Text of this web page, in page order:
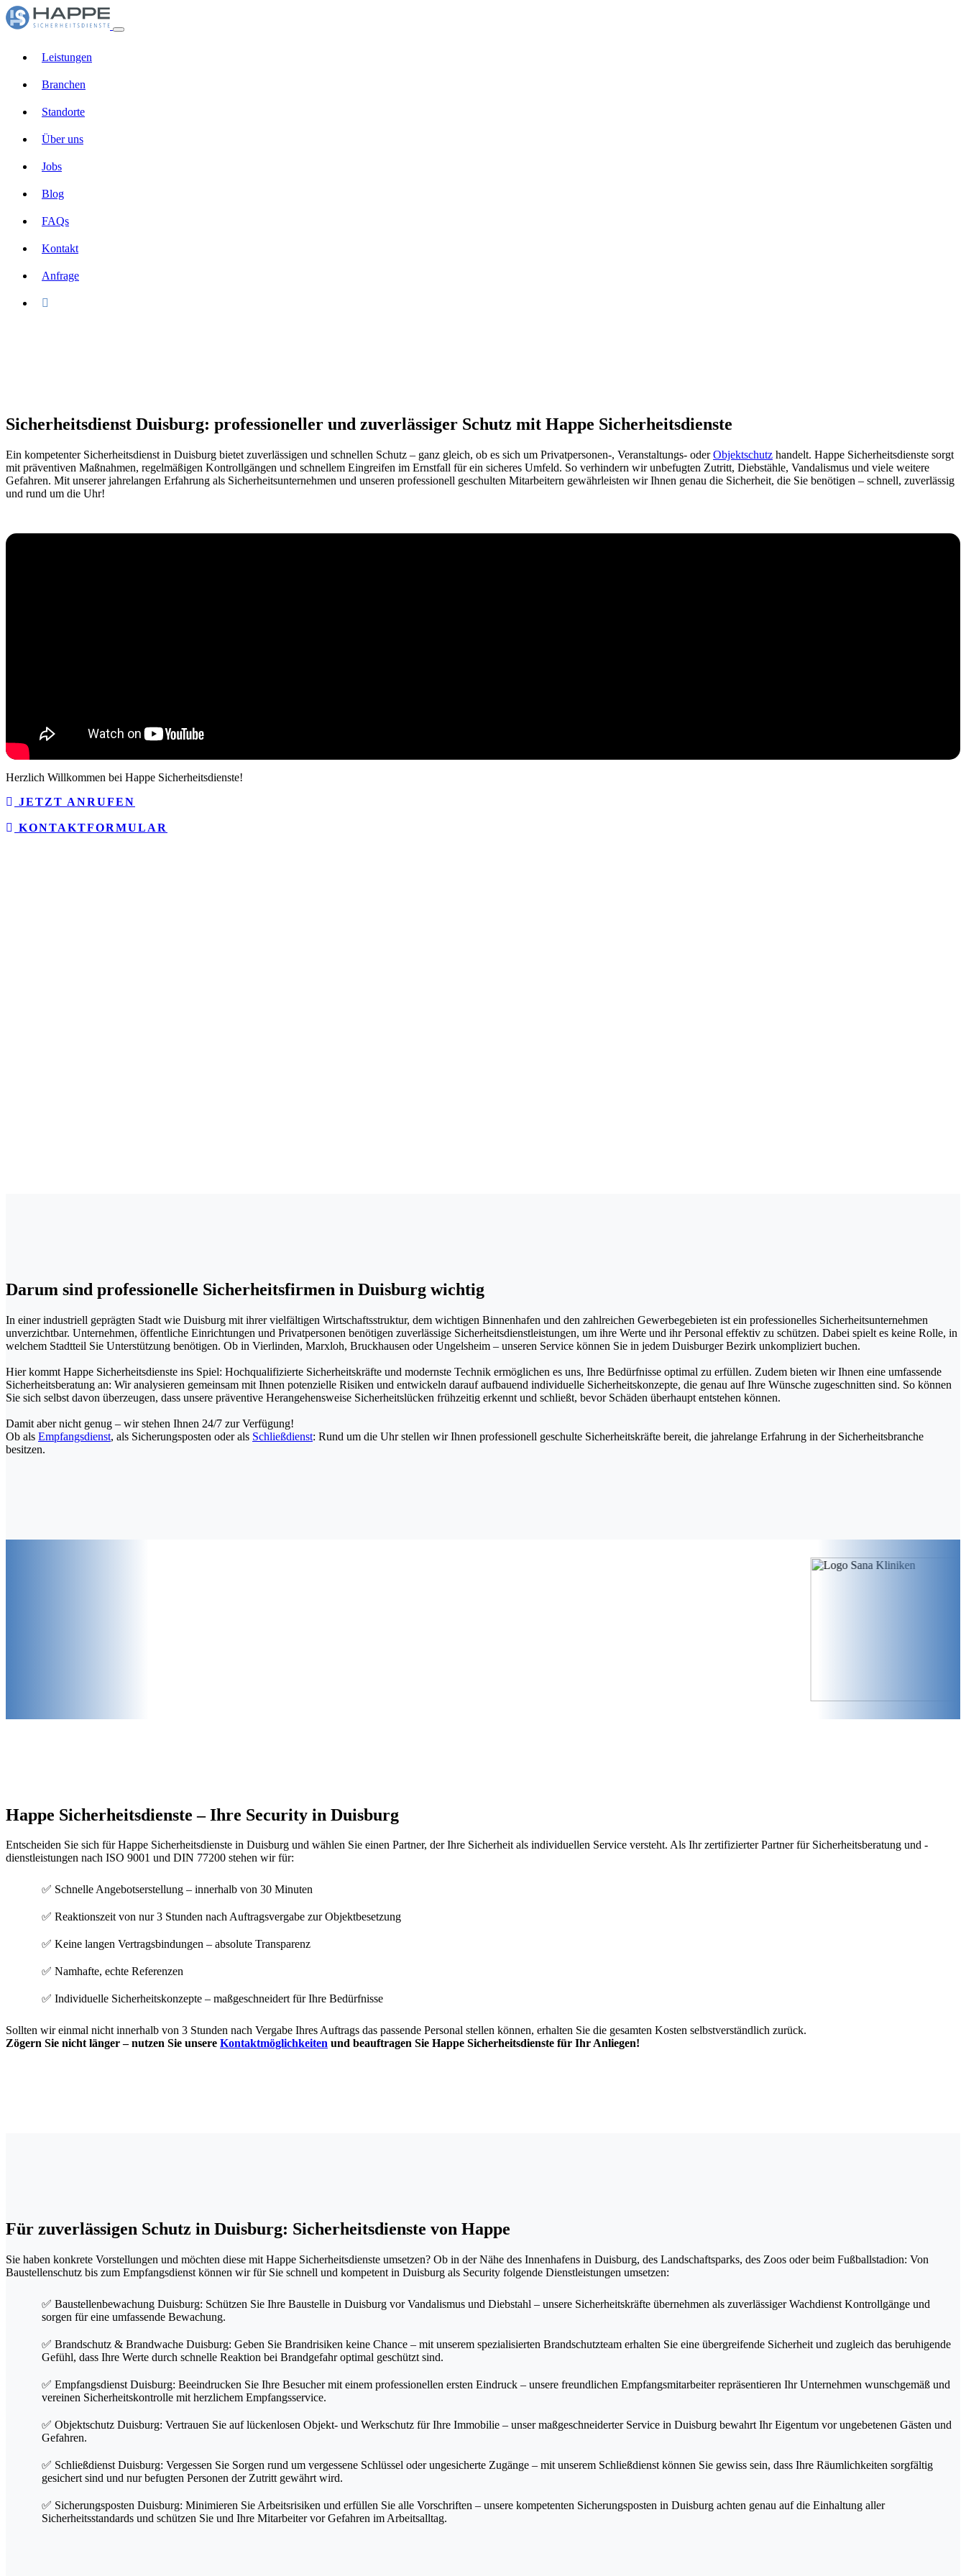
Leistungen
Branchen
Standorte
Über uns
Jobs
Blog
FAQs
Kontakt
Anfrage
Sicherheitsdienst Duisburg: professioneller und zuverlässiger Schutz mit Happe Sicherheitsdienste
Ein kompetenter Sicherheitsdienst in Duisburg bietet zuverlässigen und schnellen Schutz – ganz gleich, ob es sich um Privatpersonen-, Veranstaltungs- oderObjektschutz handelt. Happe Sicherheitsdienste sorgt
mit präventiven Maßnahmen, regelmäßigen Kontrollgängen und schnellem Eingreifen im Ernstfall für ein sicheres Umfeld. So verhindern wir unbefugten Zutritt, Diebstähle, Vandalismus und viele weitere
Gefahren. Mit unserer jahrelangen Erfahrung als Sicherheitsunternehmen und unseren professionell geschulten Mitarbeitern gewährleisten wir Ihnen genau die Sicherheit, die Sie benötigen – schnell, zuverlässig
und rund um die Uhr!
Herzlich Willkommen bei Happe Sicherheitsdienste!
JETZT ANRUFEN
KONTAKTFORMULAR
Darum sind professionelle Sicherheitsfirmen in Duisburg wichtig
In einer industriell geprägten Stadt wie Duisburg mit ihrer vielfältigen Wirtschaftsstruktur, dem wichtigen Binnenhafen und den zahlreichen Gewerbegebieten ist ein professionelles Sicherheitsunternehmen
unverzichtbar. Unternehmen, öffentliche Einrichtungen und Privatpersonen benötigen zuverlässige Sicherheitsdienstleistungen, um ihre Werte und ihr Personal effektiv zu schützen. Dabei spielt es keine Rolle, in
welchem Stadtteil Sie Unterstützung benötigen. Ob in Vierlinden, Marxloh, Bruckhausen oder Ungelsheim – unseren Service können Sie in jedem Duisburger Bezirk unkompliziert buchen.
Hier kommt Happe Sicherheitsdienste ins Spiel: Hochqualifizierte Sicherheitskräfte und modernste Technik ermöglichen es uns, Ihre Bedürfnisse optimal zu erfüllen. Zudem bieten wir Ihnen eine umfassende
Sicherheitsberatung an: Wir analysieren gemeinsam mit Ihnen potenzielle Risiken und entwickeln darauf aufbauend individuelle Sicherheitskonzepte, die genau auf Ihre Wünsche zugeschnitten sind. So können
Sie sich selbst davon überzeugen, dass unsere präventive Herangehensweise Sicherheitslücken frühzeitig erkennt und schließt, bevor Schäden überhaupt entstehen können.
Damit aber nicht genug – wir stehen Ihnen 24/7 zur Verfügung!
Ob als Empfangsdienst, als Sicherungsposten oder als Schließdienst: Rund um die Uhr stellen wir Ihnen professionell geschulte Sicherheitskräfte bereit, die jahrelange Erfahrung in der Sicherheitsbranche
besitzen.
Happe Sicherheitsdienste – Ihre Security in Duisburg
Entscheiden Sie sich für Happe Sicherheitsdienste in Duisburg und wählen Sie einen Partner, der Ihre Sicherheit als individuellen Service versteht. Als Ihr zertifizierter Partner für Sicherheitsberatung und -
dienstleistungen nach ISO 9001 und DIN 77200 stehen wir für:
✅ Schnelle Angebotserstellung – innerhalb von 30 Minuten
✅ Reaktionszeit von nur 3 Stunden nach Auftragsvergabe zur Objektbesetzung
✅ Keine langen Vertragsbindungen – absolute Transparenz
✅ Namhafte, echte Referenzen
✅ Individuelle Sicherheitskonzepte – maßgeschneidert für Ihre Bedürfnisse
Sollten wir einmal nicht innerhalb von 3 Stunden nach Vergabe Ihres Auftrags das passende Personal stellen können, erhalten Sie die gesamten Kosten selbstverständlich zurück.
Zögern Sie nicht länger – nutzen Sie unsere Kontaktmöglichkeiten und beauftragen Sie Happe Sicherheitsdienste für Ihr Anliegen!
Für zuverlässigen Schutz in Duisburg: Sicherheitsdienste von Happe
Sie haben konkrete Vorstellungen und möchten diese mit Happe Sicherheitsdienste umsetzen? Ob in der Nähe des Innenhafens in Duisburg, des Landschaftsparks, des Zoos oder beim Fußballstadion: Von
Baustellenschutz bis zum Empfangsdienst können wir für Sie schnell und kompetent in Duisburg als Security folgende Dienstleistungen umsetzen:
✅ Baustellenbewachung Duisburg: Schützen Sie Ihre Baustelle in Duisburg vor Vandalismus und Diebstahl – unsere Sicherheitskräfte übernehmen als zuverlässiger Wachdienst Kontrollgänge und
sorgen für eine umfassende Bewachung.
✅ Brandschutz & Brandwache Duisburg: Geben Sie Brandrisiken keine Chance – mit unserem spezialisierten Brandschutzteam erhalten Sie eine übergreifende Sicherheit und zugleich das beruhigende
Gefühl, dass Ihre Werte durch schnelle Reaktion bei Brandgefahr optimal geschützt sind.
✅ Empfangsdienst Duisburg: Beeindrucken Sie Ihre Besucher mit einem professionellen ersten Eindruck – unsere freundlichen Empfangsmitarbeiter repräsentieren Ihr Unternehmen wunschgemäß und
vereinen Sicherheitskontrolle mit herzlichem Empfangsservice.
✅ Objektschutz Duisburg: Vertrauen Sie auf lückenlosen Objekt- und Werkschutz für Ihre Immobilie – unser maßgeschneiderter Service in Duisburg bewahrt Ihr Eigentum vor ungebetenen Gästen und
Gefahren.
✅ Schließdienst Duisburg: Vergessen Sie Sorgen rund um vergessene Schlüssel oder ungesicherte Zugänge – mit unserem Schließdienst können Sie gewiss sein, dass Ihre Räumlichkeiten sorgfältig
gesichert sind und nur befugten Personen der Zutritt gewährt wird.
✅ Sicherungsposten Duisburg: Minimieren Sie Arbeitsrisiken und erfüllen Sie alle Vorschriften – unsere kompetenten Sicherungsposten in Duisburg achten genau auf die Einhaltung aller
Sicherheitsstandards und schützen Sie und Ihre Mitarbeiter vor Gefahren im Arbeitsalltag.